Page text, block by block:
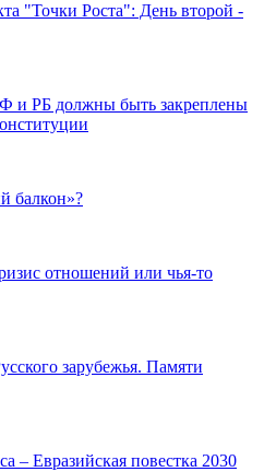
"Точки Роста": День второй -
и РБ должны быть закреплены
балкон»?
отношений или чья-то
зарубежья. Памяти
– Евразийская повестка 2030